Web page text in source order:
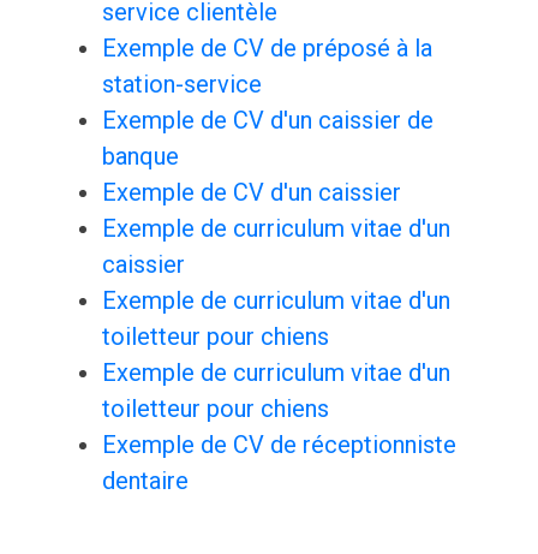
service clientèle
Exemple de CV de préposé à la
station-service
Exemple de CV d'un caissier de
banque
Exemple de CV d'un caissier
Exemple de curriculum vitae d'un
caissier
Exemple de curriculum vitae d'un
toiletteur pour chiens
Exemple de curriculum vitae d'un
toiletteur pour chiens
Exemple de CV de réceptionniste
dentaire